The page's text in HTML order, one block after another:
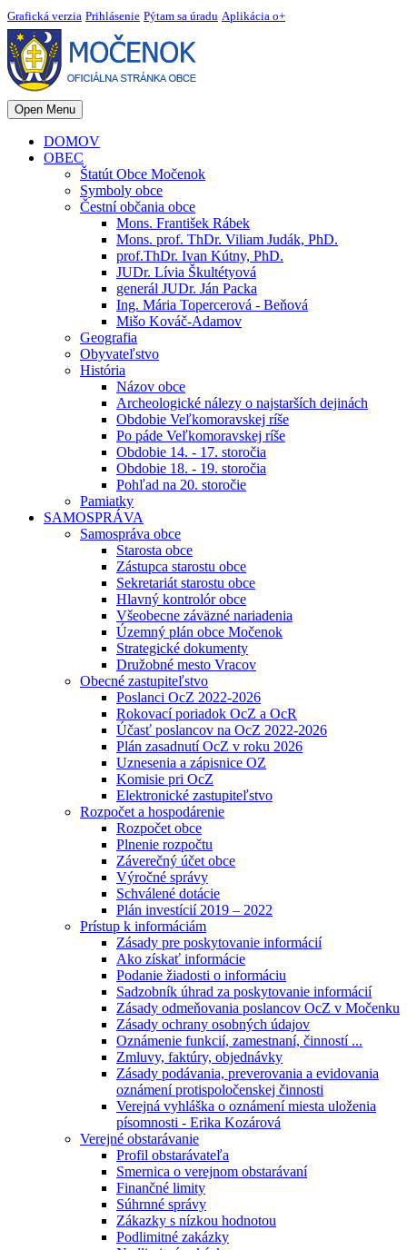
Grafická verzia Prihlásenie Pýtam sa úradu Aplikácia o+
Open Menu
DOMOV
OBEC
Štatút Obce Močenok
Symboly obce
Čestní občania obce
Mons. František Rábek
Mons. prof. ThDr. Viliam Judák, PhD.
prof.ThDr. Ivan Kútny, PhD.
JUDr. Lívia Škultétyová
generál JUDr. Ján Packa
Ing. Mária Topercerová - Beňová
Mišo Kováč-Adamov
Geografia
Obyvateľstvo
História
Názov obce
Archeologické nálezy o najstarších dejinách
Obdobie Veľkomoravskej ríše
Po páde Veľkomoravskej ríše
Obdobie 14. - 17. storočia
Obdobie 18. - 19. storočia
Pohľad na 20. storočie
Pamiatky
SAMOSPRÁVA
Samospráva obce
Starosta obce
Zástupca starostu obce
Sekretariát starostu obce
Hlavný kontrolór obce
Všeobecne záväzné nariadenia
Územný plán obce Močenok
Strategické dokumenty
Družobné mesto Vracov
Obecné zastupiteľstvo
Poslanci OcZ 2022-2026
Rokovací poriadok OcZ a OcR
Účasť poslancov na OcZ 2022-2026
Plán zasadnutí OcZ v roku 2026
Uznesenia a zápisnice OZ
Komisie pri OcZ
Elektronické zastupiteľstvo
Rozpočet a hospodárenie
Rozpočet obce
Plnenie rozpočtu
Záverečný účet obce
Výročné správy
Schválené dotácie
Plán investícií 2019 – 2022
Prístup k informáciám
Zásady pre poskytovanie informácií
Ako získať informácie
Podanie žiadosti o informáciu
Sadzobník úhrad za poskytovanie informácií
Zásady odmeňovania poslancov OcZ v Močenku
Zásady ochrany osobných údajov
Oznámenie funkcií, zamestnaní, činností ...
Zmluvy, faktúry, objednávky
Zásady podávania, preverovania a evidovania
oznámení protispoločenskej činnosti
Verejná vyhláška o oznámení miesta uloženia
písomnosti - Erika Kozárová
Verejné obstarávanie
Profil obstarávateľa
Smernica o verejnom obstarávaní
Finančné limity
Súhrnné správy
Zákazky s nízkou hodnotou
Podlimitné zakázky